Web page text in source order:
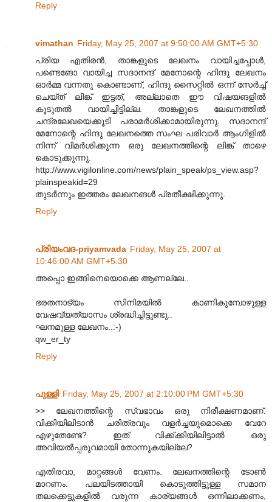
Reply
vimathan Friday, May 25, 2007 at 9:50:00 AM GMT+5:30
പ്രിയ എതിരന്‍, താങ്കളുടെ ലേഖനം വായിച്ചപ്പോള്‍,
പണ്ടെങോ വായിച്ച സദാനന്ദ് മേനോന്റെ ഹിന്ദു ലേഖനം
ഓര്‍മ്മ വന്നതു കൊണ്ടാണ്, ഹിന്ദു സൈറ്റില്‍ ഒന്ന് സേര്‍ച്ച്
ചെയ്ത് ലിങ്ക് ഇട്ടത്, അല്ലാതെ ഈ വിഷയങളില്‍
കൂടുതല്‍ വായിച്ചിട്ടില്ല. താങ്കളുടെ ലേഖനത്തില്‍
ചന്ദ്രലേഖയെക്കൂടി പരാമര്‍ശിക്കാമായിരുന്നു. സദാനന്ദ്
മേനോന്റെ ഹിന്ദു ലേഖനത്തെ സംഘ പരിവാര്‍ ആംഗിളില്‍
നിന്ന് വിമര്‍ശിക്കുന്ന ഒരു ലേഖനത്തിന്റെ ലിങ്ക് താഴെ
കൊടുക്കുന്നു.
http://www.vigilonline.com/news/plain_speak/ps_view.asp?
plainspeakid=29
തുടര്‍ന്നും ഇത്തരം ലേഖനങള്‍ പ്രതീക്ഷിക്കുന്നു.
Reply
പ്രിയംവദ-priyamvada Friday, May 25, 2007 at
10:46:00 AM GMT+5:30
അപ്പൊ ഇങ്ങിനെയൊക്കെ ആണല്ലേ..
ഭരതനാട്യം സിനിമയില്‍ കാണികുമ്പോഴുള്ള
വേഷവ്യത്യാസം ശ്രദ്ധിച്ചിട്ടുണ്ടു..
ഘനമുള്ള ലേഖനം..:-)
qw_er_ty
Reply
പുള്ളി Friday, May 25, 2007 at 2:10:00 PM GMT+5:30
>> ലേഖനത്തിന്റെ സ്വഭാവം ഒരു നിരീക്ഷണമാണ്.
വിക്കിയിലിടാന്‍ ചരിത്രവും വളര്‍ച്ചയുമൊക്കെ വേറേ
എഴുതേണ്ടേ? ഇത് വിക്ക്ക്കിയിലിട്ടാല്‍ ഒരു
അവിയല്‍പ്പരുവമായി തോന്നുകയില്ലേ?
എതിരവാ, മാറ്റങ്ങള്‍ വേണം. ലേഖനത്തിന്റെ ടോണ്‍
മാറണം. പലയിടത്തായി കൊടുത്തിട്ടുള്ള സമാന
തലക്കെട്ടുകളില്‍ വരുന്ന കാര്യങ്ങള്‍ ഒന്നിലാക്കണം,